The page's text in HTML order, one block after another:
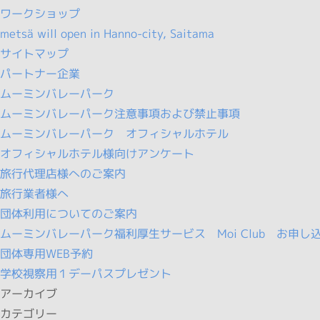
ワークショップ
metsä will open in Hanno-city, Saitama
サイトマップ
パートナー企業
ムーミンバレーパーク
ムーミンバレーパーク注意事項および禁止事項
ムーミンバレーパーク オフィシャルホテル
オフィシャルホテル様向けアンケート
旅行代理店様へのご案内
旅行業者様へ
団体利用についてのご案内
ムーミンバレーパーク福利厚生サービス Moi Club お申し
団体専用WEB予約
学校視察用１デーパスプレゼント
アーカイブ
カテゴリー